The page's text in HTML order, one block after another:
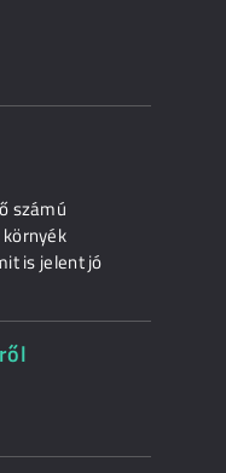
számú
is jelent jó